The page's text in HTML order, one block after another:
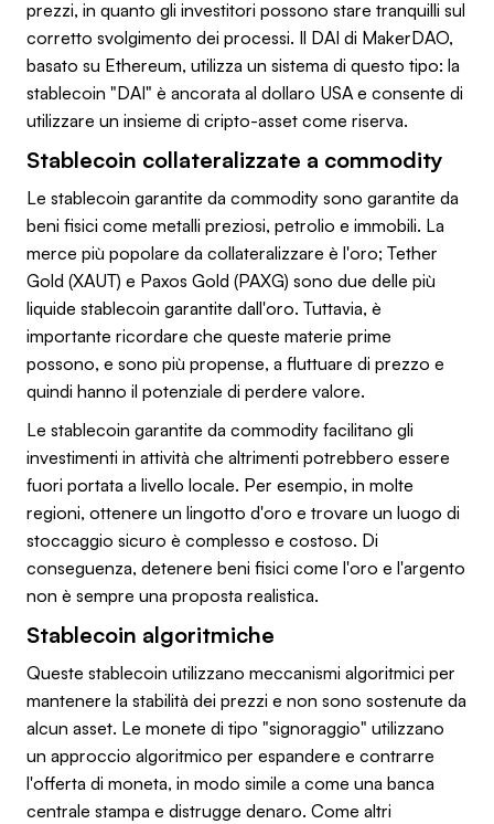
prezzi, in quanto gli investitori possono stare tranquilli sul
corretto svolgimento dei processi. Il DAI di MakerDAO,
basato su Ethereum, utilizza un sistema di questo tipo: la
stablecoin "DAI" è ancorata al dollaro USA e consente di
utilizzare un insieme di cripto-asset come riserva.
Stablecoin collateralizzate a commodity
Le stablecoin garantite da commodity sono garantite da
beni fisici come metalli preziosi, petrolio e immobili. La
merce più popolare da collateralizzare è l'oro; Tether
Gold (XAUT) e Paxos Gold (PAXG) sono due delle più
liquide stablecoin garantite dall'oro. Tuttavia, è
importante ricordare che queste materie prime
possono, e sono più propense, a fluttuare di prezzo e
quindi hanno il potenziale di perdere valore.
Le stablecoin garantite da commodity facilitano gli
investimenti in attività che altrimenti potrebbero essere
fuori portata a livello locale. Per esempio, in molte
regioni, ottenere un lingotto d'oro e trovare un luogo di
stoccaggio sicuro è complesso e costoso. Di
conseguenza, detenere beni fisici come l'oro e l'argento
non è sempre una proposta realistica.
Stablecoin algoritmiche
Queste stablecoin utilizzano meccanismi algoritmici per
mantenere la stabilità dei prezzi e non sono sostenute da
alcun asset. Le monete di tipo "signoraggio" utilizzano
un approccio algoritmico per espandere e contrarre
l'offerta di moneta, in modo simile a come una banca
centrale stampa e distrugge denaro. Come altri